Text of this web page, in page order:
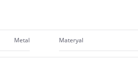
Metal Materyal